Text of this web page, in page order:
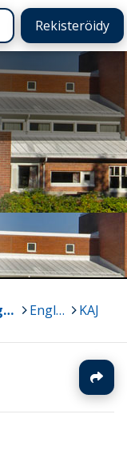
Rekisteröidy
Englanti Englanti arkistoidut KAJ